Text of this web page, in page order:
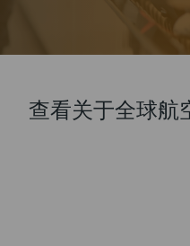
查看关于全球航